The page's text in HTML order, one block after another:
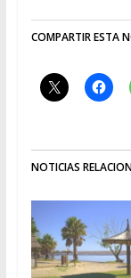
COMPARTIR ESTA
NOTICIAS